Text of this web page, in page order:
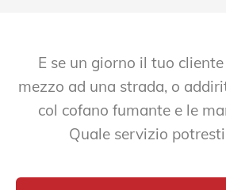
E se un giorno il tuo
mezzo ad una strada, o
col cofano fumante e le
Quale servizio